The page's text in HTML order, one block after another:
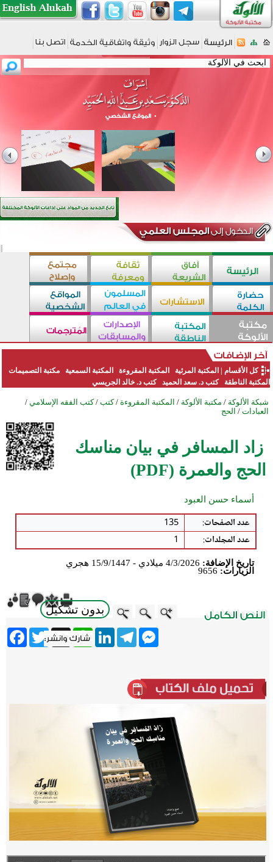
كل الأقسام المكتبة المرئية المكتبة المقروءة المكتبة السمعية
مكتبة التصميمات
المكتبة الناطقة
كتب د. سعد الحميد كتب د. خالد الجريسي
شبكة الألوكة / مكتبة الألوكة / المكتبة المقروءة / كتب / كتب الفقه الإسلامي /
العبادات / الحج
زاد المسافر في بيان مناسك
الحج والعمرة (PDF)
أسماء حسن العبود
عدد الصفحات:
135
عدد المجلدات:
1
تاريخ الإضافة: 4/3/2026 ميلادي - 15/9/1447 هجري
الزيارات: 9656
بدون تشكيل
Twitter X
WhatsApp
LinkedInTelegram
Messenger